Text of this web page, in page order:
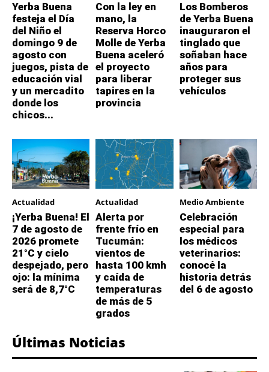
Yerba Buena
festeja el Día
del Niño el
domingo 9 de
agosto con
juegos, pista de
educación vial
y un mercadito
donde los
chicos...
Con la ley en
mano, la
Reserva Horco
Molle de Yerba
Buena aceleró
el proyecto
para liberar
tapires en la
provincia
Los Bomberos
de Yerba Buena
inauguraron el
tinglado que
soñaban hace
años para
proteger sus
vehículos
Actualidad
¡Yerba Buena! El
7 de agosto de
2026 promete
21°C y cielo
despejado, pero
ojo: la mínima
será de 8,7°C
Actualidad
Alerta por
frente frío en
Tucumán:
vientos de
hasta 100 kmh
y caída de
temperaturas
de más de 5
grados
Medio Ambiente
Celebración
especial para
los médicos
veterinarios:
conocé la
historia detrás
del 6 de agosto
Últimas Noticias